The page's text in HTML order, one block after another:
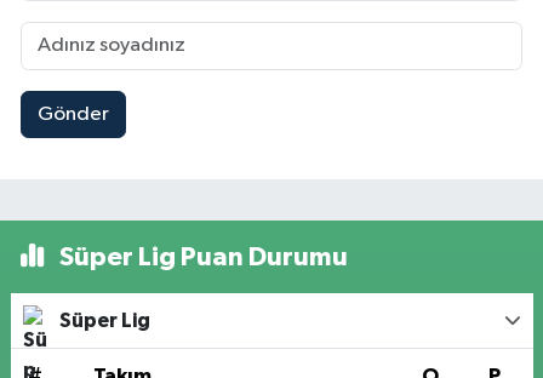
Gönder
Süper Lig Puan Durumu
Süper Lig